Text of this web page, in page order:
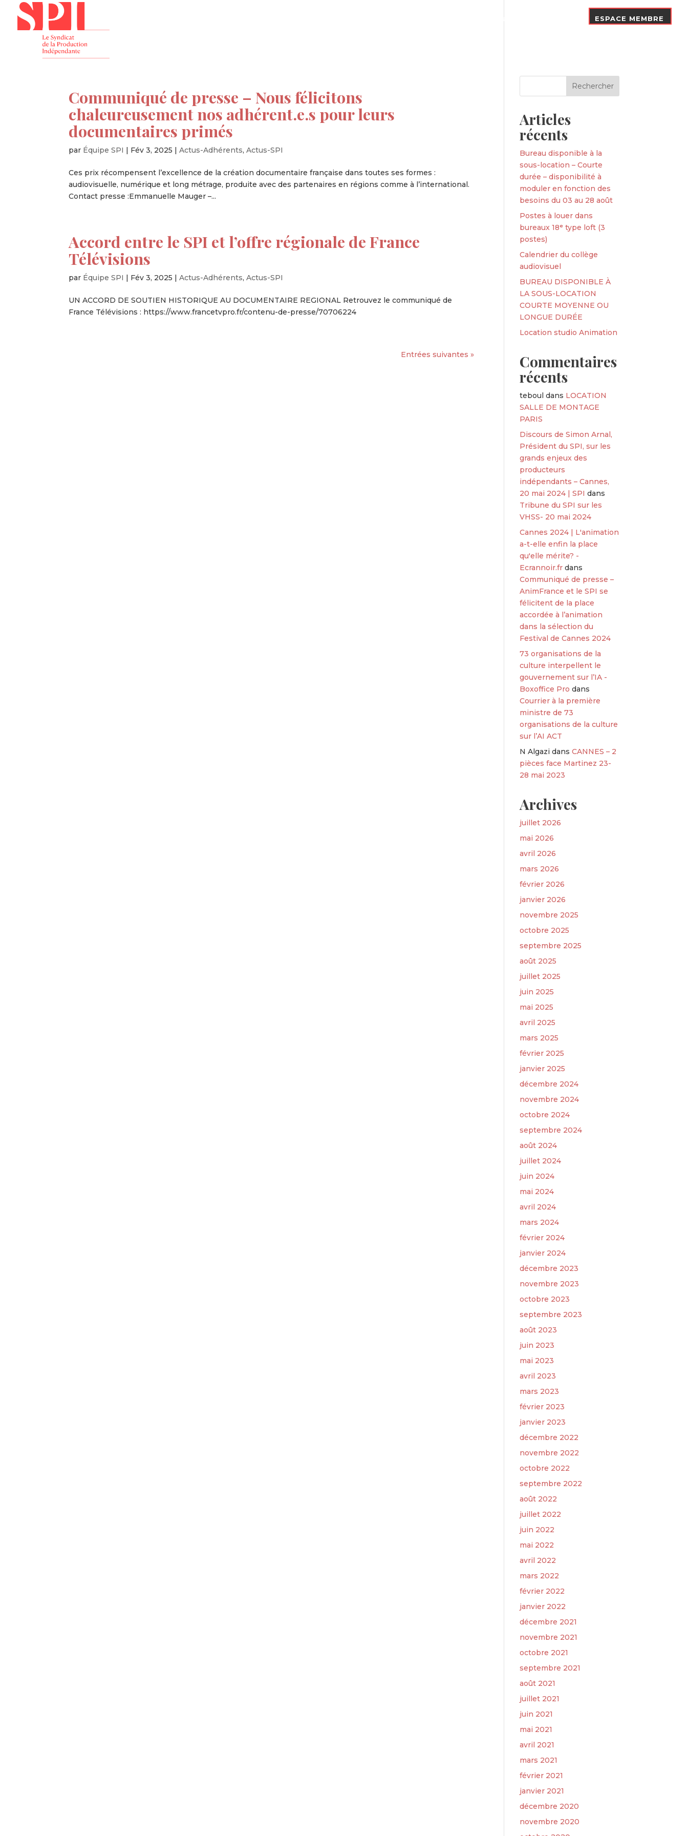
Nos Adhérents ESPACE MEMBRE
Communiqué de presse – Nous félicitons
chaleureusement nos adhérent.e.s pour leurs
documentaires primés
par Équipe SPI | Fév 3, 2025 |Actus-Adhérents,Actus-SPI
Ces prix récompensent l’excellence de la création documentaire française dans toutes ses formes :
audiovisuelle, numérique et long métrage, produite avec des partenaires en régions comme à l’international.
Contact presse :Emmanuelle Mauger –...
Accord entre le SPI et l’offre régionale de France
Télévisions
par Équipe SPI | Fév 3, 2025 |Actus-Adhérents,Actus-SPI
UN ACCORD DE SOUTIEN HISTORIQUE AU DOCUMENTAIRE REGIONAL Retrouvez le communiqué de
France Télévisions : https://www.francetvpro.fr/contenu-de-presse/70706224
Entrées suivantes »
Articles
récents
Bureau disponible à la
sous-location – Courte
durée – disponibilité à
moduler en fonction des
besoins du 03 au 28 août
Postes à louer dans
bureaux 18ᵉ type loft (3
postes)
Calendrier du collège
audiovisuel
BUREAU DISPONIBLE À
LA SOUS-LOCATION
COURTE MOYENNE OU
LONGUE DURÉE
Location studio Animation
Commentaires
récents
teboul dans LOCATION
SALLE DE MONTAGE
PARIS
Discours de Simon Arnal,
Président du SPI, sur les
grands enjeux des
producteurs
indépendants – Cannes,
20 mai 2024 | SPI dans
Tribune du SPI sur les
VHSS- 20 mai 2024
Cannes 2024 | L'animation
a-t-elle enfin la place
qu'elle mérite? -
Ecrannoir.fr dans
Communiqué de presse –
AnimFrance et le SPI se
félicitent de la place
accordée à l’animation
dans la sélection du
Festival de Cannes 2024
73 organisations de la
culture interpellent le
gouvernement sur l’IA -
Boxoffice Pro dans
Courrier à la première
ministre de 73
organisations de la culture
sur l’AI ACT
N Algazi dansCANNES – 2
pièces face Martinez 23-
28 mai 2023
Archives
juillet 2026
mai 2026
avril 2026
mars 2026
février 2026
janvier 2026
novembre 2025
octobre 2025
septembre 2025
août 2025
juillet 2025
juin 2025
mai 2025
avril 2025
mars 2025
février 2025
janvier 2025
décembre 2024
novembre 2024
octobre 2024
septembre 2024
août 2024
juillet 2024
juin 2024
mai 2024
avril 2024
mars 2024
février 2024
janvier 2024
décembre 2023
novembre 2023
octobre 2023
septembre 2023
août 2023
juin 2023
mai 2023
avril 2023
mars 2023
février 2023
janvier 2023
décembre 2022
novembre 2022
octobre 2022
septembre 2022
août 2022
juillet 2022
juin 2022
mai 2022
avril 2022
mars 2022
février 2022
janvier 2022
décembre 2021
novembre 2021
octobre 2021
septembre 2021
août 2021
juillet 2021
juin 2021
mai 2021
avril 2021
mars 2021
février 2021
janvier 2021
décembre 2020
novembre 2020